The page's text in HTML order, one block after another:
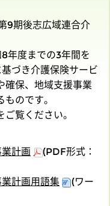
9期後志広域連合介
年度までの3年間を
づき介護保険サービ
確保、地域支援事業
のです。
覧ください。
計画
(PDF形式：
計画用語集
(ワー